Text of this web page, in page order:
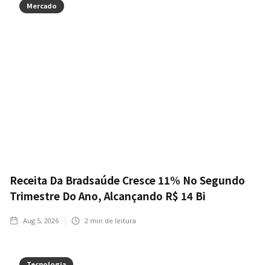
Mercado
Receita Da Bradsaúde Cresce 11% No Segundo
Trimestre Do Ano, Alcançando R$ 14 Bi
Aug 5, 2026 2 min de leitura